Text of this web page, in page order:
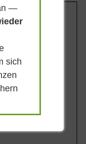
cm
Nadelfarbe
—
sich